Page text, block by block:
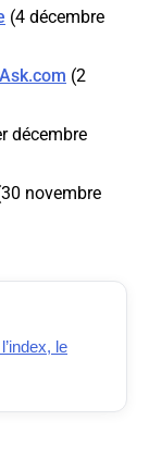
(4 décembre
(2
décembre
novembre
le